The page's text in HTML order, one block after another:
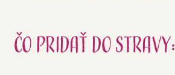
Čo pridať do stravy: